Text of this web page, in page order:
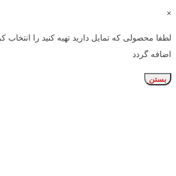
×
لطفا محصولی که تمایل دارید تهیه کنید را انتخاب
اضافه گردد
بستن